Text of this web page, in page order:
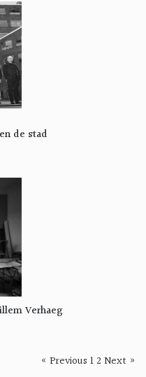
de stad
Verhaeg
« Previous 1 2 Next »